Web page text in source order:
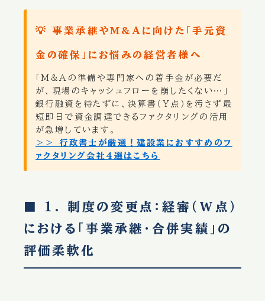
💡 事業承継やM&Aに向けた「手元資
金の確保」にお悩みの経営者様へ
「M&Aの準備や専門家への着手金が必要だ
が、現場のキャッシュフローを崩したくない…」
銀行融資を待たずに、決算書（Y点）を汚さず最
短即日で資金調達できるファクタリングの活用
が急増しています。
＞＞ 行政書士が厳選！建設業におすすめのフ
ァクタリング会社4選はこちら
■ 1. 制度の変更点：経審（W点）
における「事業承継・合併実績」の
評価柔軟化